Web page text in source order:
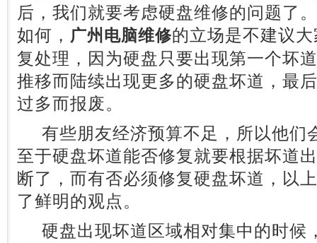
后，我们就要考虑硬盘维修的问题了
如何， 广州电脑维修的立场是不建议
复处理，因为硬盘只要出现第一个坏
推移而陆续出现更多的硬盘坏道，最
过多而报废。
有些朋友经济预算不足，所以他们
至于硬盘坏道能否修复就要根据坏道
断了，而有否必须修复硬盘坏道，以上
了鲜明的观点。
硬盘出现坏道区域相对集中的时候